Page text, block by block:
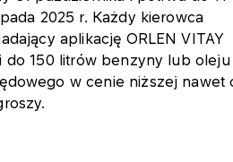
2025 r. Każdy kierowca
aplikację ORLEN VITAY
do 150 litrów benzyny lub oleju
w cenie niższej nawet